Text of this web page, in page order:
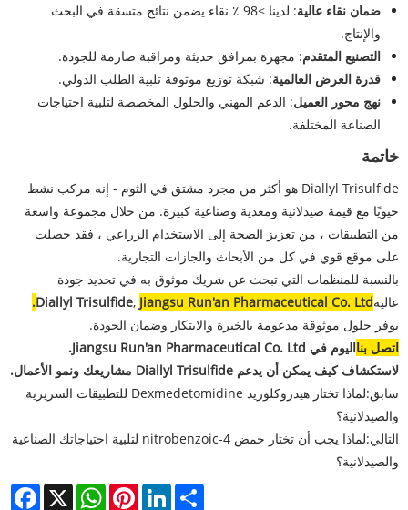
ضمان نقاء عالية
: لدينا ≥98 ٪ نقاء يضمن نتائج متسقة في البحث
والإنتاج.
التصنيع المتقدم: مجهزة بمرافق حديثة ومراقبة صارمة للجودة.
قدرة العرض العالمية: شبكة توزيع موثوقة تلبية الطلب الدولي.
نهج محور العميل: الدعم المهني والحلول المخصصة لتلبية احتياجات
الصناعة المختلفة.
خاتمة
Diallyl Trisulfide هو أكثر من مجرد مشتق في الثوم - إنه مركب نشط
حيويًا مع قيمة صيدلانية ومغذية وصناعية كبيرة. من خلال مجموعة واسعة
من التطبيقات ، من تعزيز الصحة إلى الاستخدام الزراعي ، فقد حصلت
على موقع قوي في كل من الأبحاث والجازات التجارية.
بالنسبة للمنظمات التي تبحث عن شريك موثوق به في تحديد جودة
عالية
Diallyl Trisulfide, Jiangsu Run'an Pharmaceutical Co. Ltd.
يوفر حلول موثوقة مدعومة بالخبرة والابتكار وضمان الجودة.
اتصل بنا
اليوم في Jiangsu Run'an Pharmaceutical Co. Ltd.
لاستكشاف كيف يمكن أن يدعم Diallyl Trisulfide مشاريعك ونمو الأعمال.
سابق:
لماذا تختار هيدروكلوريد Dexmedetomidine للتطبيقات السريرية
والصيدلانية؟
التالي:
لماذا يجب أن تختار حمض 4-nitrobenzoic لتلبية احتياجاتك الصناعية
والصيدلانية؟
X
WhatsAppPinterestLinkedInShare